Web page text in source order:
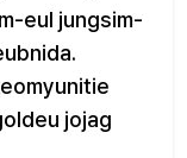
eul jungsim-
jojag